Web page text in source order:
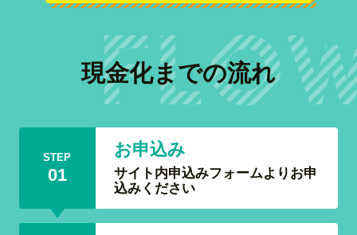
現金化までの流れ
STEP
01
お申込み
サイト内申込みフォームよりお申
込みください